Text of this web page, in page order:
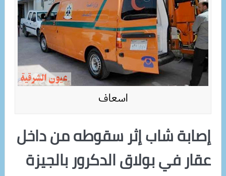
اسعاف
إصابة شاب إثر سقوطه من داخل
عقار في بولاق الدكرور بالجيزة